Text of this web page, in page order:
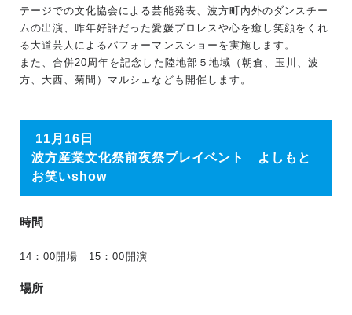
テージでの文化協会による芸能発表、波方町内外のダンスチー
ムの出演、昨年好評だった愛媛プロレスや心を癒し笑顔をくれ
る大道芸人によるパフォーマンスショーを実施します。
また、合併20周年を記念した陸地部５地域（朝倉、玉川、波
方、大西、菊間）マルシェなども開催します。
11月16日
波方産業文化祭前夜祭プレイベント よしもと
お笑いshow
時間
14：00開場 15：00開演
場所